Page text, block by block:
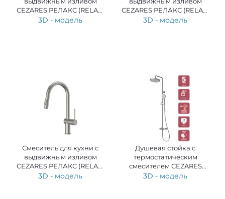
CEZARES РЕЛАКС (RELAX)
RELAX-KIT-BORO
3D - модель
CEZARES РЕЛАКС (RELAX)
RELAX-KIT-GM
3D - модель
Смеситель для кухни с
выдвижным изливом
CEZARES РЕЛАКС (RELAX)
RELAX-KIT-IN
3D - модель
Душевая стойка с
термостатическим
смесителем CEZARES
ДОЖДЬ (RAIN) RAIN1-CD-T-
3D - модель